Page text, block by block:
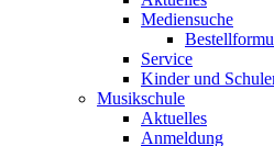
Mediensuche
Service
Kinder und
Musikschule
Aktuelles
Anmeldung